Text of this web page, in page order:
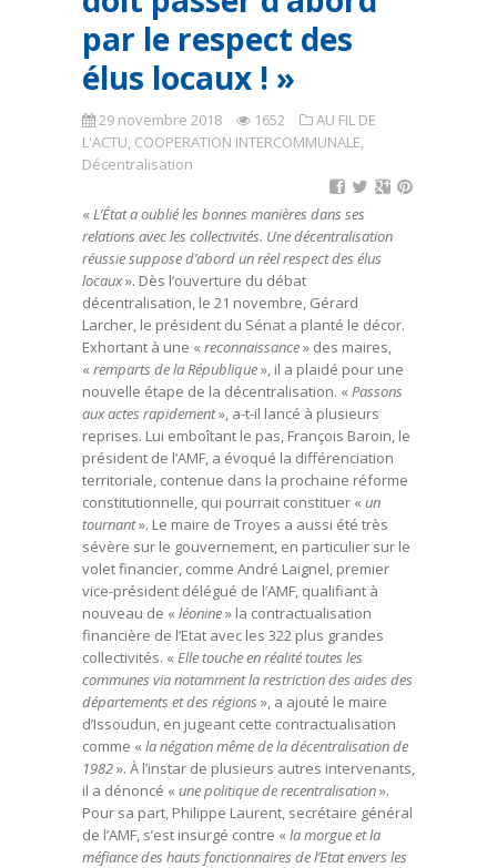
par le respect des
élus locaux ! »
29 novembre 2018 1652
AU FIL DE
L'ACTU, COOPERATION INTERCOMMUNALE,
Décentralisation
« L’État a oublié les bonnes manières dans ses
relations avec les collectivités. Une décentralisation
réussie suppose d’abord un réel respect des élus
locaux». Dès l’ouverture du débat
décentralisation, le 21 novembre, Gérard
Larcher, le président du Sénat a planté le décor.
Exhortant à une « reconnaissance» des maires,
« remparts de la République», il a plaidé pour une
nouvelle étape de la décentralisation. « Passons
aux actes rapidement», a-t-il lancé à plusieurs
reprises. Lui emboîtant le pas, François Baroin, le
président de l’AMF, a évoqué la différenciation
territoriale, contenue dans la prochaine réforme
constitutionnelle, qui pourrait constituer « un
tournant». Le maire de Troyes a aussi été très
sévère sur le gouvernement, en particulier sur le
volet financier, comme André Laignel, premier
vice-président délégué de l’AMF, qualifiant à
nouveau de « léonine» la contractualisation
financière de l’Etat avec les 322 plus grandes
collectivités. « Elle touche en réalité toutes les
communes via notamment la restriction des aides des
départements et des régions », a ajouté le maire
d’Issoudun, en jugeant cette contractualisation
comme « la négation même de la décentralisation de
1982». À l’instar de plusieurs autres intervenants,
il a dénoncé « une politique de recentralisation».
Pour sa part, Philippe Laurent, secrétaire général
de l’AMF, s’est insurgé contre « la morgue et la
méfiance des hauts fonctionnaires de l’Etat envers les